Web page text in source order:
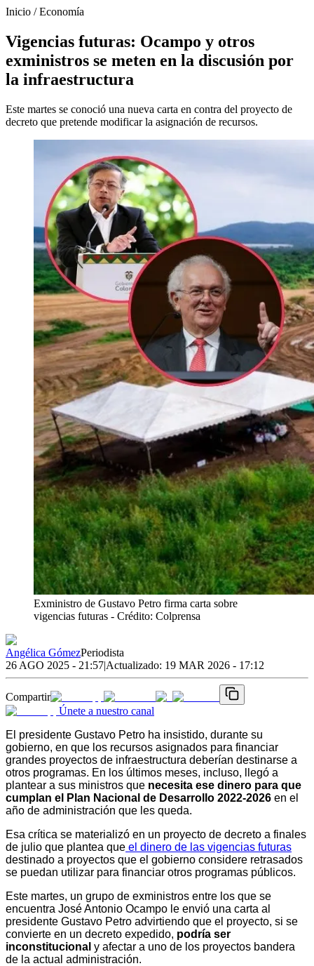
Inicio /Economía
Vigencias futuras: Ocampo y otros
exministros se meten en la discusión por
la infraestructura
Este martes se conoció una nueva carta en contra del proyecto de
decreto que pretende modificar la asignación de recursos.
Exministro de Gustavo Petro firma carta sobre
vigencias futuras - Crédito: Colprensa
Angélica GómezPeriodista
26 AGO 2025 - 21:57|Actualizado: 19 MAR 2026 - 17:12
Compartir
Únete a nuestro canal
El presidente Gustavo Petro ha insistido, durante su
gobierno, en que los recursos asignados para financiar
grandes proyectos de infraestructura deberían destinarse a
otros programas. En los últimos meses, incluso, llegó a
plantear a sus ministros que necesita ese dinero para que
cumplan el Plan Nacional de Desarrollo 2022-2026 en el
año de administración que les queda.
Esa crítica se materializó en un proyecto de decreto a finales
de julio que plantea que el dinero de las vigencias futuras
destinado a proyectos que el gobierno considere retrasados
se puedan utilizar para financiar otros programas públicos.
Este martes, un grupo de exministros entre los que se
encuentra José Antonio Ocampo le envió una carta al
presidente Gustavo Petro advirtiendo que el proyecto, si se
convierte en un decreto expedido, podría ser
inconstitucional y afectar a uno de los proyectos bandera
de la actual administración.